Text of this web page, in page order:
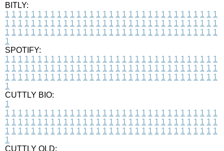
BITLY:
1 1 1 1 1 1 1 1 1 1 1 1 1 1 1 1 1 1 1 1 1 1 1 1 1 1 1 1 1 1 1 1 1
1 1 1 1 1 1 1 1 1 1 1 1 1 1 1 1 1 1 1 1 1 1 1 1 1 1 1 1 1 1 1 1 1
1 1 1 1 1 1 1 1 1 1 1 1 1 1 1 1 1 1 1 1 1 1 1 1 1 1 1 1 1 1 1 1 1
1
SPOTIFY:
1 1 1 1 1 1 1 1 1 1 1 1 1 1 1 1 1 1 1 1 1 1 1 1 1 1 1 1 1 1 1 1 1
1 1 1 1 1 1 1 1 1 1 1 1 1 1 1 1 1 1 1 1 1 1 1 1 1 1 1 1 1 1 1 1 1
1 1 1 1 1 1 1 1 1 1 1 1 1 1 1 1 1 1 1 1 1 1 1 1 1 1 1 1 1 1 1 1 1
1
CUTTLY BIO:
1
1 1 1 1 1 1 1 1 1 1 1 1 1 1 1 1 1 1 1 1 1 1 1 1 1 1 1 1 1 1 1 1 1
1 1 1 1 1 1 1 1 1 1 1 1 1 1 1 1 1 1 1 1 1 1 1 1 1 1 1 1 1 1 1 1 1
1 1 1 1 1 1 1 1 1 1 1 1 1 1 1 1 1 1 1 1 1 1 1 1 1 1 1 1 1 1 1 1 1
1
CUTTLY OLD: